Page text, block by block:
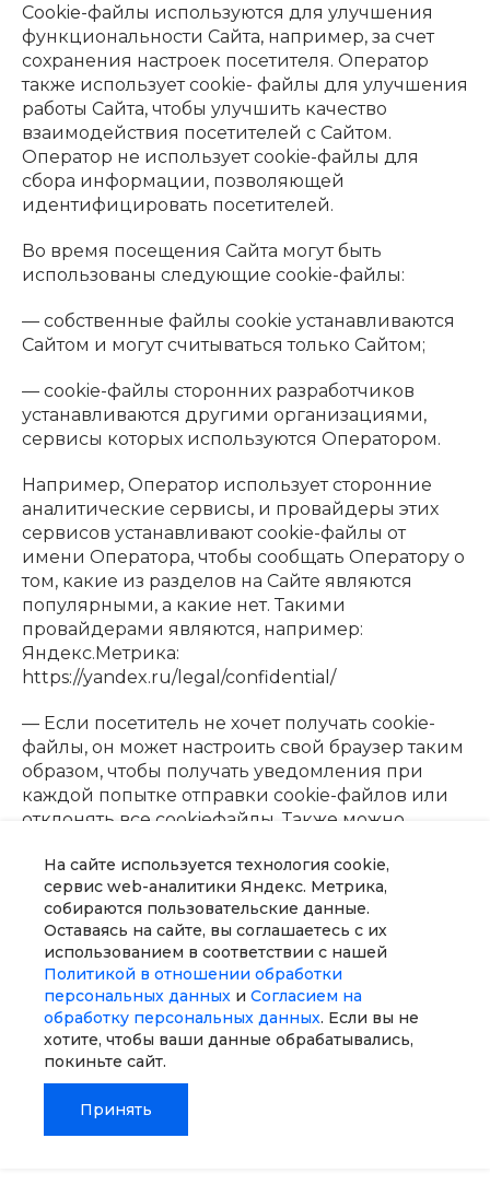
На сайте используется технология cookie,
сервис web-аналитики Яндекс. Метрика,
собираются пользовательские данные.
Оставаясь на сайте, вы соглашаетесь с их
использованием в соответствии с нашей
Политикой в отношении обработки
персональных данных и Согласием на
обработку персональных данных. Если вы не
хотите, чтобы ваши данные обрабатывались,
покиньте сайт.
Принять
Сookie-файлы используются для улучшения
функциональности Сайта, например, за счет
сохранения настроек посетителя. Оператор
также использует cookie- файлы для улучшения
работы Сайта, чтобы улучшить качество
взаимодействия посетителей с Сайтом.
Оператор не использует cookie-файлы для
сбора информации, позволяющей
идентифицировать посетителей.
Во время посещения Сайта могут быть
использованы следующие cookie-файлы:
— собственные файлы cookie устанавливаются
Сайтом и могут считываться только Сайтом;
— cookie-файлы сторонних разработчиков
устанавливаются другими организациями,
сервисы которых используются Оператором.
Например, Оператор использует сторонние
аналитические сервисы, и провайдеры этих
сервисов устанавливают cookie-файлы от
имени Оператора, чтобы сообщать Оператору о
том, какие из разделов на Сайте являются
популярными, а какие нет. Такими
провайдерами являются, например:
Яндекс.Метрика:
https://yandex.ru/legal/confidential/
— Если посетитель не хочет получать cookie-
файлы, он может настроить свой браузер таким
образом, чтобы получать уведомления при
каждой попытке отправки cookie-файлов или
отклонять все cookieфайлы. Также можно
Все это необходимо сделать непосредственно
в браузере, например:
https://support.google.com/chrome/answer/95647?
hl=en (Chrome);
(b) https://support.mozilla.org/en-US/kb/enable-